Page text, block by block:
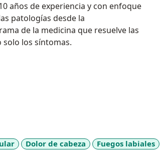
años de experiencia y con enfoque
patologías desde la
de la medicina que resuelve las
solo los síntomas.
Dolor de cabeza Fuegos labiales